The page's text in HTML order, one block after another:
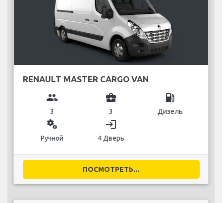
RENAULT MASTER CARGO VAN
group
3
business_center
3
local_gas_station
Дизель
miscellaneous_services
Ручной
login
4 Дверь
ПОСМОТРЕТЬ...